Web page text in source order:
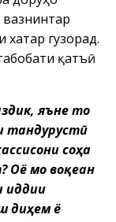
хатар гузорад.
қатъӣ
яъне то
тандурустӣ
соҳа
Оё мо воқеан
диҳем ё